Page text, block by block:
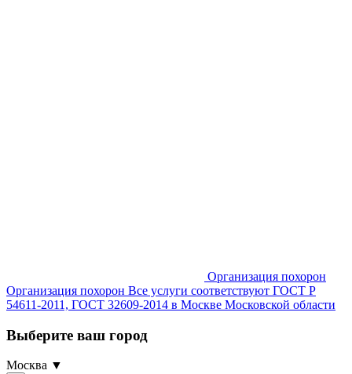
Организация похорон
Организация похорон Все услуги соответствуют ГОСТ Р
54611-2011, ГОСТ 32609-2014 в Москве Московской области
Выберите ваш город
Москва ▼